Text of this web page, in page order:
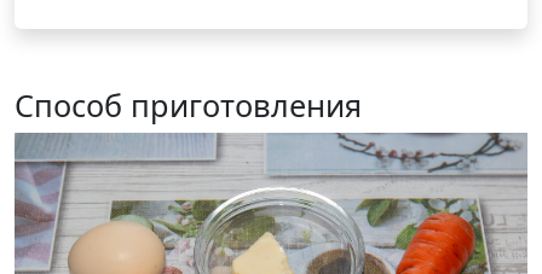
Способ приготовления